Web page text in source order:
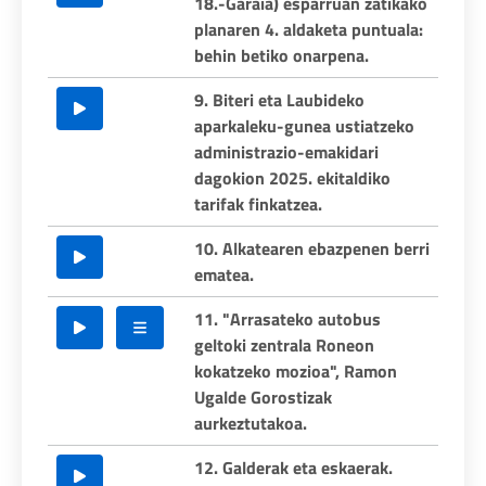
planaren 4. aldaketa puntuala:
behin betiko onarpena.
9. Biteri eta Laubideko
aparkaleku-gunea ustiatzeko
administrazio-emakidari
dagokion 2025. ekitaldiko
tarifak finkatzea.
10. Alkatearen ebazpenen berri
ematea.
11. "Arrasateko autobus
geltoki zentrala Roneon
kokatzeko mozioa", Ramon
Ugalde Gorostizak
aurkeztutakoa.
12. Galderak eta eskaerak.